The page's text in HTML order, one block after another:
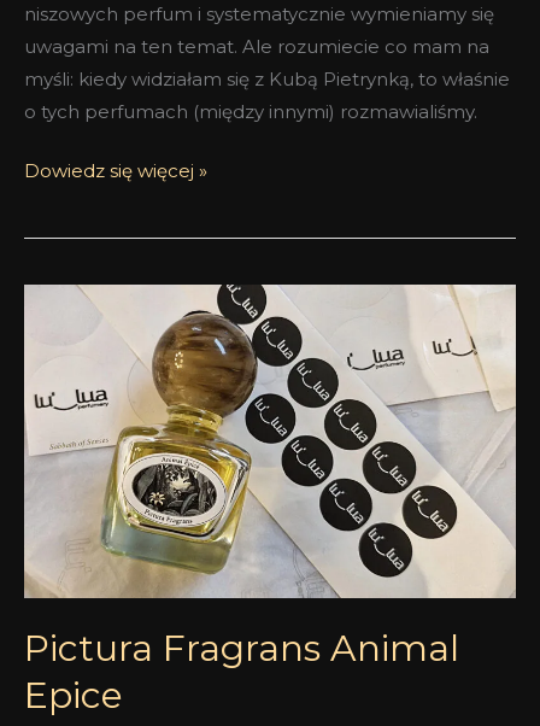
niszowych perfum i systematycznie wymieniamy się
uwagami na ten temat. Ale rozumiecie co mam na
myśli: kiedy widziałam się z Kubą Pietrynką, to właśnie
o tych perfumach (między innymi) rozmawialiśmy.
Dowiedz się więcej »
Pictura Fragrans Animal
Epice
Pictura
Epice